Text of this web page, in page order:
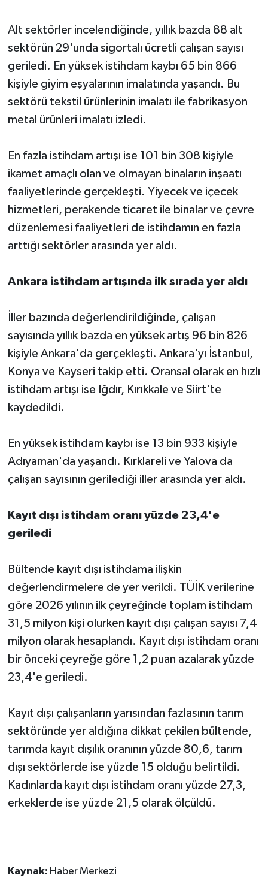
Alt sektörler incelendiğinde, yıllık bazda 88 alt
sektörün 29'unda sigortalı ücretli çalışan sayısı
geriledi. En yüksek istihdam kaybı 65 bin 866
kişiyle giyim eşyalarının imalatında yaşandı. Bu
sektörü tekstil ürünlerinin imalatı ile fabrikasyon
metal ürünleri imalatı izledi.
En fazla istihdam artışı ise 101 bin 308 kişiyle
ikamet amaçlı olan ve olmayan binaların inşaatı
faaliyetlerinde gerçekleşti. Yiyecek ve içecek
hizmetleri, perakende ticaret ile binalar ve çevre
düzenlemesi faaliyetleri de istihdamın en fazla
arttığı sektörler arasında yer aldı.
Ankara istihdam artışında ilk sırada yer aldı
İller bazında değerlendirildiğinde, çalışan
sayısında yıllık bazda en yüksek artış 96 bin 826
kişiyle Ankara'da gerçekleşti. Ankara'yı İstanbul,
Konya ve Kayseri takip etti. Oransal olarak en hızlı
istihdam artışı ise Iğdır, Kırıkkale ve Siirt'te
kaydedildi.
En yüksek istihdam kaybı ise 13 bin 933 kişiyle
Adıyaman'da yaşandı. Kırklareli ve Yalova da
çalışan sayısının gerilediği iller arasında yer aldı.
Kayıt dışı istihdam oranı yüzde 23,4'e
geriledi
Bültende kayıt dışı istihdama ilişkin
değerlendirmelere de yer verildi. TÜİK verilerine
göre 2026 yılının ilk çeyreğinde toplam istihdam
31,5 milyon kişi olurken kayıt dışı çalışan sayısı 7,4
milyon olarak hesaplandı. Kayıt dışı istihdam oranı
bir önceki çeyreğe göre 1,2 puan azalarak yüzde
23,4'e geriledi.
Kayıt dışı çalışanların yarısından fazlasının tarım
sektöründe yer aldığına dikkat çekilen bültende,
tarımda kayıt dışılık oranının yüzde 80,6, tarım
dışı sektörlerde ise yüzde 15 olduğu belirtildi.
Kadınlarda kayıt dışı istihdam oranı yüzde 27,3,
erkeklerde ise yüzde 21,5 olarak ölçüldü.
Kaynak: Haber Merkezi